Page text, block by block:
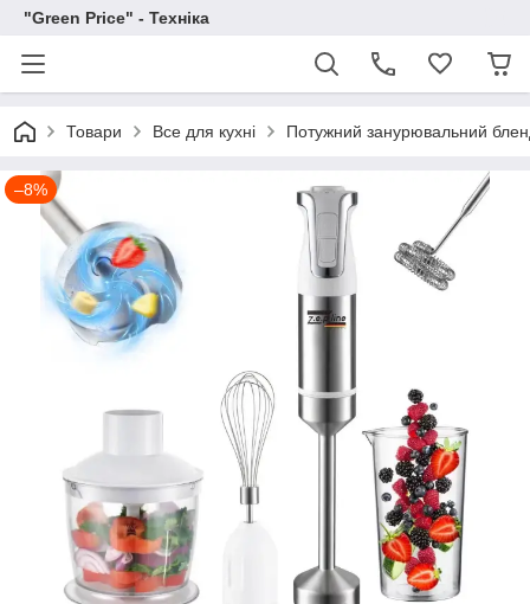
"Green Price" - Техніка
Товари Все для кухні Потужний занурювальний
–8%